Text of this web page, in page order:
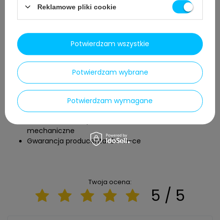
PARAMETRY
Model: Dafi Solid
Kolor: Jeansowy
Pojemność: 0,7 l
Liczba wkładów: 1 szt.
Materiał filtrujący: Węgiel aktywny z łupiny orzecha
kokosowego
mechaniczne
Gwarancja producenta: 24 m-ce
Twoja ocena:
5 / 5
Reklamowe pliki cookie
Potwierdzam wybrane
Potwierdzam wymagane
Potwierdzam wszystkie